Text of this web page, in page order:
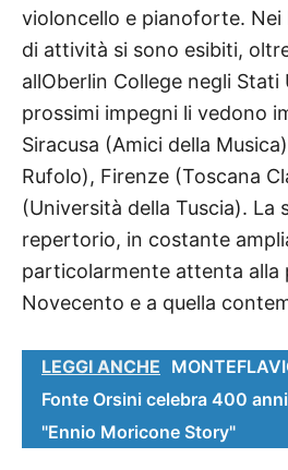
violoncello e pianoforte. Nei
di attività si sono esibiti,
allOberlin College negli
prossimi impegni li vedono
Siracusa (Amici della
Rufolo), Firenze (Toscana
(Università della Tuscia). La
repertorio, in costante
particolarmente attenta alla
Novecento e a quella
LEGGI ANCHE
Fonte Orsini celebra 400
"Ennio Moricone Story"